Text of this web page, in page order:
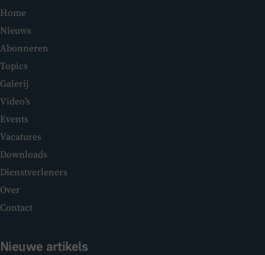
Home
Nieuws
Abonneren
Topics
Galerij
Video’s
Events
Vacatures
Downloads
Dienstverleners
Over
Contact
Nieuwe artikels